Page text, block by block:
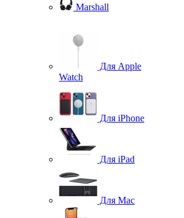
Marshall
Для Apple
Watch
Для iPhone
Для iPad
Для Mac